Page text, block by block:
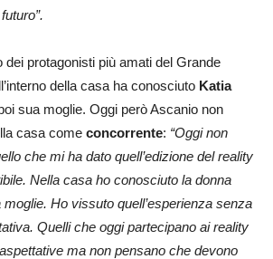
dei protagonisti più amati del Grande
della casa ha conosciuto Katia
sua moglie. Oggi però Ascanio non
casa come concorrente: “Oggi non
che mi ha dato quell’edizione del reality
Nella casa ho conosciuto la donna
Ho vissuto quell’esperienza senza
Quelli che oggi partecipano ai reality
ma non pensano che devono